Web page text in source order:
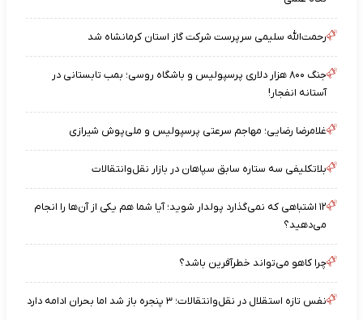
رحمت‌الله سلیمی سرپرست شرکت گاز استان کرمانشاه شد
جنگ ۸۰۰ هزار دلاری پرسپولیس و باشگاه روسی؛ بمب تابستانی در
آستانه انفجار!
غلامرضا رضایی؛ مهاجم سرعتی پرسپولیس و ملی‌پوش شیرازی
بلاتکلیفی سه ستاره سابق سپاهان در بازار نقل‌وانتقالات
۱۲ اشتباهی که نمی‌گذارد پولدار شوید؛ آیا شما هم یکی از آن‌ها را انجام
می‌دهید؟
چرا کاهو می‌تواند خطرآفرین باشد؟
نفس تازه استقلال در نقل‌وانتقالات؛ ۳ پنجره باز شد اما بحران ادامه دارد